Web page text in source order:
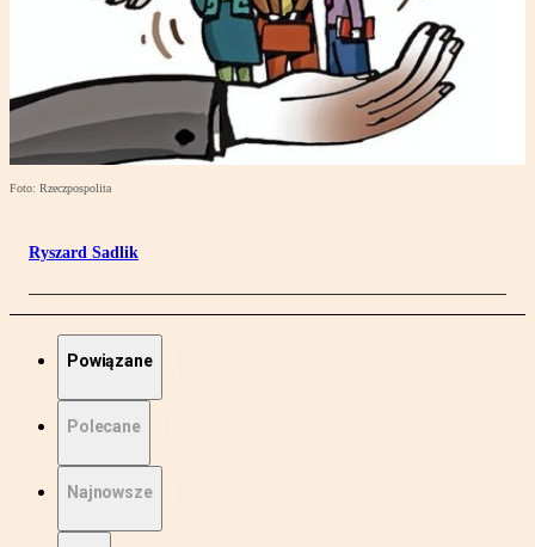
Foto: Rzeczpospolita
Ryszard Sadlik
Powiązane
Polecane
Najnowsze